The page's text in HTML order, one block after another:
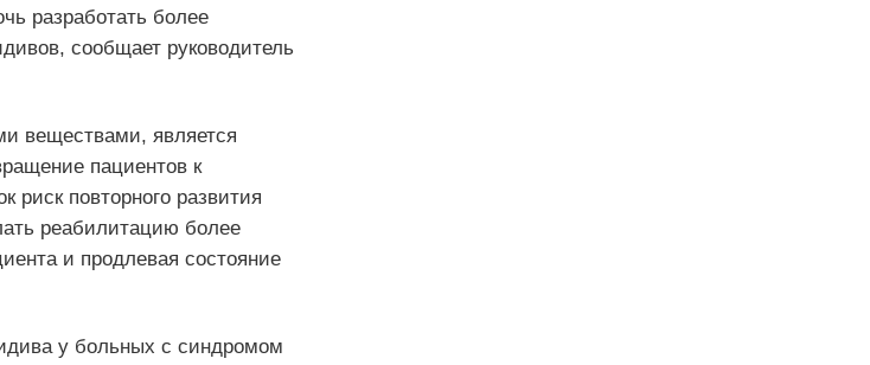
разработать более
сообщает руководитель
веществами, является
пациентов к
повторного развития
реабилитацию более
и продлевая состояние
у больных с синдромом